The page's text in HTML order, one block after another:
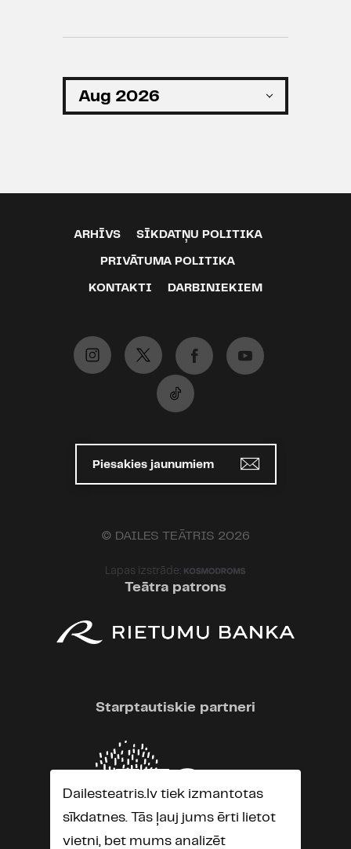
ARHĪVS SĪKDATŅU POLITIKA
PRIVĀTUMA POLITIKA
KONTAKTI DARBINIEKIEM
Piesakies jaunumiem
© DAILES TEĀTRIS 2026
Lapas izstrāde:
Teātra patrons
Starptautiskie partneri
Dailesteatris.lv tiek izmantotas
sīkdatnes. Tās ļauj jums ērti lietot
vietni, bet mums analizēt